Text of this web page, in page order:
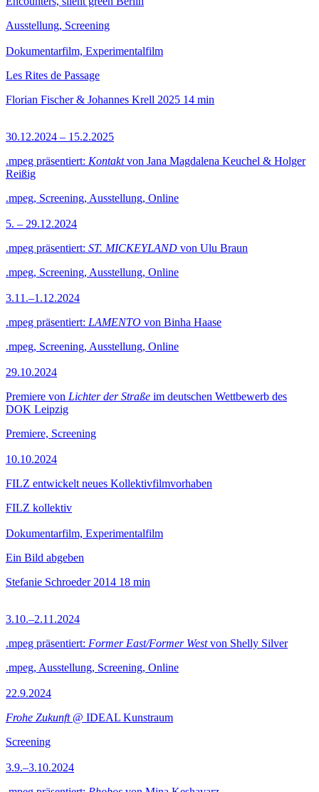
Ausstellung, Screening
Dokumentarfilm, Experimentalfilm
Les Rites de Passage
Florian Fischer & Johannes Krell 2025 14 min
30.12.2024 – 15.2.2025
.mpeg präsentiert: Kontaktvon Jana Magdalena Keuchel & Holger
Reißig
.mpeg, Screening, Ausstellung, Online
5. – 29.12.2024
.mpeg präsentiert: ST. MICKEYLAND von Ulu Braun
.mpeg, Screening, Ausstellung, Online
3.11.–1.12.2024
.mpeg präsentiert: LAMENTO von Binha Haase
.mpeg, Screening, Ausstellung, Online
29.10.2024
Premiere von Lichter der Straße im deutschen Wettbewerb des
DOK Leipzig
Premiere, Screening
10.10.2024
FILZ entwickelt neues Kollektivfilmvorhaben
FILZ kollektiv
Dokumentarfilm, Experimentalfilm
Ein Bild abgeben
Stefanie Schroeder 2014 18 min
3.10.–2.11.2024
.mpeg präsentiert: Former East/Former Westvon Shelly Silver
.mpeg, Ausstellung, Screening, Online
22.9.2024
Frohe Zukunft@ IDEAL Kunstraum
Screening
3.9.–3.10.2024